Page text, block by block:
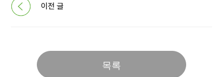
이전 글
목록